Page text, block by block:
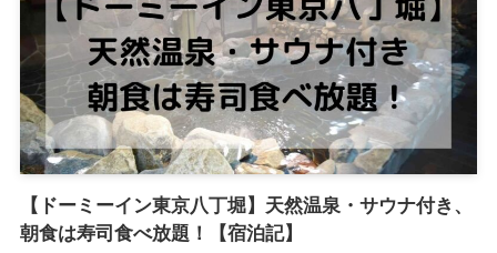
【ドーミーイン東京八丁堀】天然温泉・サウナ付き、
朝食は寿司食べ放題！【宿泊記】